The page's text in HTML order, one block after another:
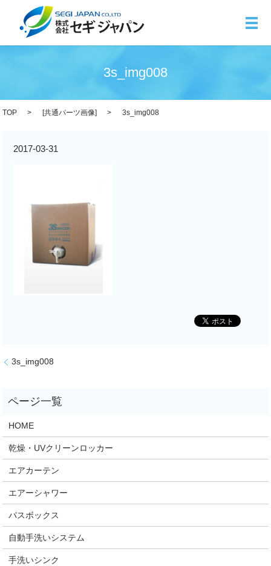
メ
3s_img008
TOP [共通パーツ画像] 3s_img008
2017-03-31
3s_img008
HOME
乾燥・UVクリーンロッカー
エアカーテン
エアーシャワー
パスボックス
自動手洗いシステム
手洗いシンク